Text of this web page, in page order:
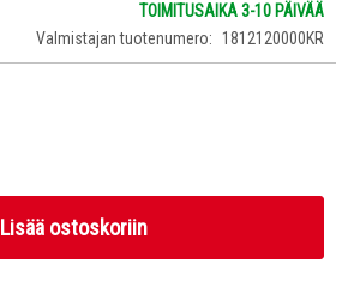
TOIMITUSAIKA 3-10 PÄIVÄÄ
Valmistajan tuotenumero
1812120000KR
Lisää ostoskoriin